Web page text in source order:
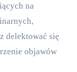
na
delektować się
objawów